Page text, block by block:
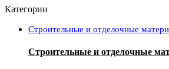
Категории
Строительные и отделочные
Строительные и отделочные